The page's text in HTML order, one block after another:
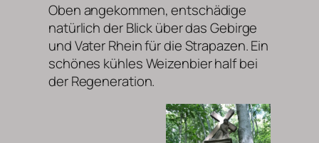
Oben angekommen, entschädige
natürlich der Blick über das Gebirge
und Vater Rhein für die Strapazen. Ein
schönes kühles Weizenbier half bei
der Regeneration.